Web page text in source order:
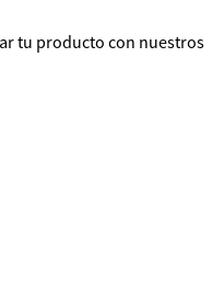
tu producto con nuestros